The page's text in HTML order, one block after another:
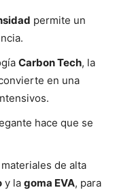
permite un
Carbon Tech, la
en una
hace que se
de alta
y la goma EVA, para